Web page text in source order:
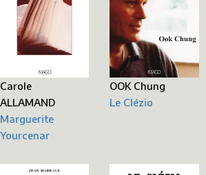
Carole
ALLAMAND
Marguerite
Yourcenar
OOK Chung
Le Clézio